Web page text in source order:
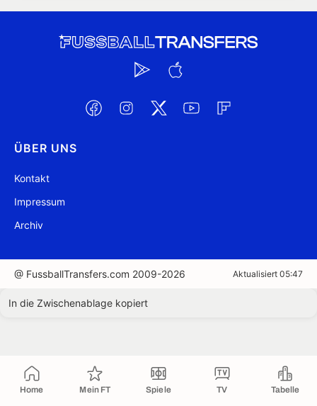
Home Mein FT Spiele TV Tabelle
ÜBER UNS
Kontakt
Impressum
Archiv
@ FussballTransfers.com 2009-2026 Aktualisiert 05:47
In die Zwischenablage kopiert